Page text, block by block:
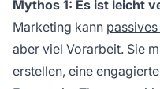
Mythos 1: Es ist leicht
Marketing kann
aber viel Vorarbeit. Sie
erstellen, eine